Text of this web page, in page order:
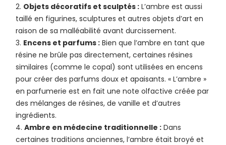
Objets décoratifs et sculptés : L’ambre est aussi
taillé en figurines, sculptures et autres objets d’art en
raison de sa malléabilité avant durcissement.
Encens et parfums : Bien que l’ambre en tant que
résine ne brûle pas directement, certaines résines
similaires (comme le copal) sont utilisées en encens
pour créer des parfums doux et apaisants. « L’ambre »
en parfumerie est en fait une note olfactive créée par
des mélanges de résines, de vanille et d’autres
ingrédients.
Ambre en médecine traditionnelle : Dans
certaines traditions anciennes, l’ambre était broyé et